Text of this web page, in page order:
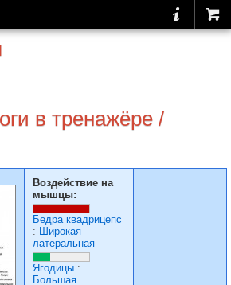
в тренажёре /
Воздействие на
мышцы:
Бедра квадрицепс
: Широкая
латеральная
Ягодицы :
Большая